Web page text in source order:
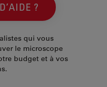
?
qui vous
le microscope
budget et à vos